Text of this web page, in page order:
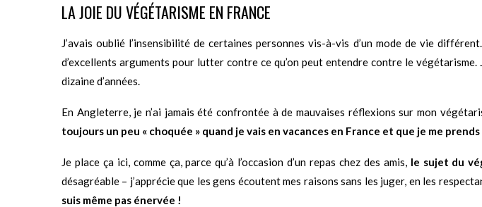
LA JOIE DU VÉGÉTARISME EN FRANCE
J’avais oublié l’insensibilité de certaines personnes vis-à-vis d’un mode de vie
d’excellents arguments pour lutter contre ce qu’on peut entendre contre le
dizaine d’années.
En Angleterre, je n’ai jamais été confrontée à de mauvaises réflexions sur mon
toujours un peu « choquée » quand je vais en vacances en France et que je me
Je place ça ici, comme ça, parce qu’à l’occasion d’un repas chez des amis, le sujet du
désagréable – j’apprécie que les gens écoutent mes raisons sans les juger, en les
suis même pas énervée !